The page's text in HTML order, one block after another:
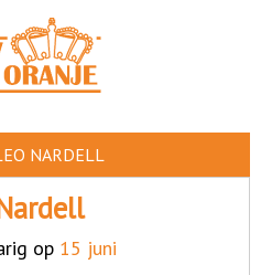
NARDELL
op 15 juni